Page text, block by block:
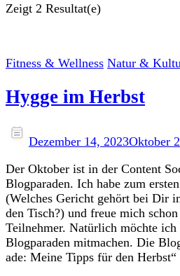
Zeigt 2 Resultat(e)
Fitness & Wellness Natur &
Hygge im Herbst
Dezember 14, 2023Oktober
Der Oktober ist in der Content
Blogparaden. Ich habe zum
(Welches Gericht gehört bei Dir
den Tisch?) und freue mich
Teilnehmer. Natürlich möchte ich
Blogparaden mitmachen. Die
ade: Meine Tipps für den